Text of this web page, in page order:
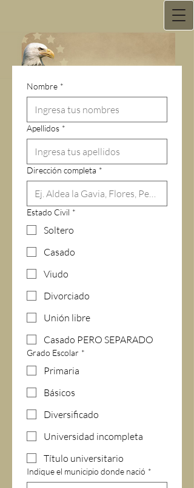
USS National Services
Nombre *
Apellidos *
Dirección completa *
Estado Civil *
Soltero
Casado
Viudo
Divorciado
Unión libre
Casado PERO SEPARADO
Grado Escolar *
Primaria
Básicos
Diversificado
Universidad incompleta
Título universitario
Indique el municipio donde nació *